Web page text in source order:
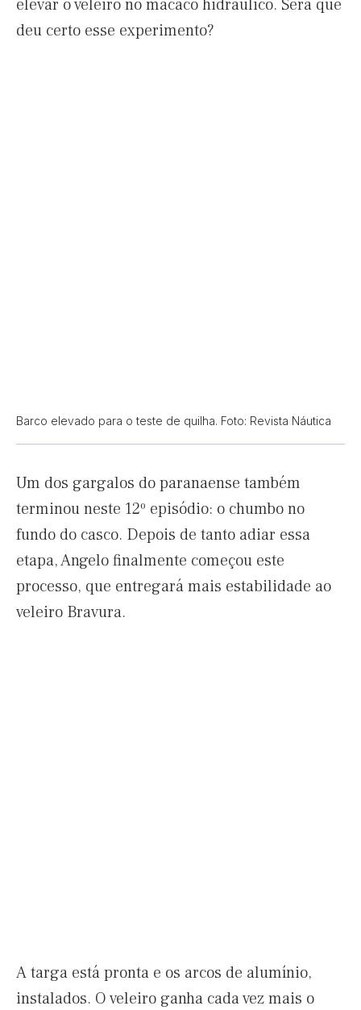
elevar o veleiro no macaco hidráulico. Será que
deu certo esse experimento?
Barco elevado para o teste de quilha. Foto: Revista Náutica
Um dos gargalos do paranaense também
terminou neste 12º episódio: o chumbo no
fundo do casco. Depois de tanto adiar essa
etapa, Angelo finalmente começou este
processo, que entregará mais estabilidade ao
veleiro Bravura.
A targa está pronta e os arcos de alumínio,
instalados. O veleiro ganha cada vez mais o